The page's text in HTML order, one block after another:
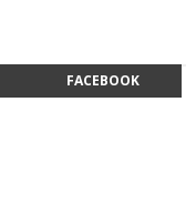
FACEBOOK